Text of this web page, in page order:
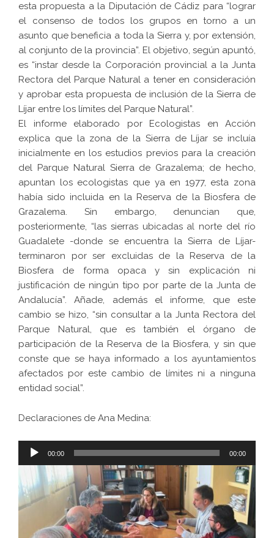
esta propuesta a la Diputación de Cádiz para “lograr
el consenso de todos los grupos en torno a un
asunto que beneficia a toda la Sierra y, por extensión,
al conjunto de la provincia”. El objetivo, según apuntó,
es “instar desde la Corporación provincial a la Junta
Rectora del Parque Natural a tener en consideración
y aprobar esta propuesta de inclusión de la Sierra de
Líjar entre los límites del Parque Natural”.
El informe elaborado por Ecologistas en Acción
explica que la zona de la Sierra de Líjar se incluía
inicialmente en los estudios previos para la creación
del Parque Natural Sierra de Grazalema; de hecho,
apuntan los ecologistas que ya en 1977, esta zona
había sido incluida en la Reserva de la Biosfera de
Grazalema. Sin embargo, denuncian que,
posteriormente, “las sierras ubicadas al norte del río
Guadalete -donde se encuentra la Sierra de Líjar-
terminaron por ser excluidas de la Reserva de la
Biosfera de forma opaca y sin explicación ni
justificación de ningún tipo por parte de la Junta de
Andalucía”. Añade, además el informe, que este
cambio se hizo, “sin consultar a la Junta Rectora del
Parque Natural, que es también el órgano de
participación de la Reserva de la Biosfera, y sin que
conste que se haya informado a los ayuntamientos
afectados por este cambio de límites ni a ninguna
entidad social”.
Declaraciones de Ana Medina:
Reproductor
00:00 00:00